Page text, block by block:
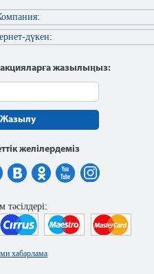
дүкен:
жазылыңыз:
Жазылу
желілердеміз
хабарлама
тәсілдері: